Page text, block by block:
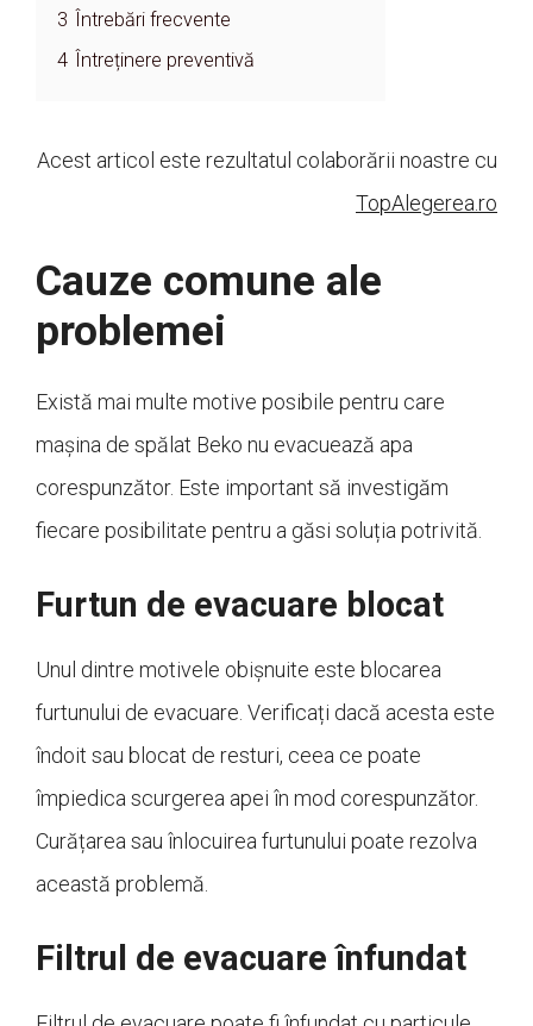
3 Întrebări frecvente
4 Întreținere preventivă
Acest articol este rezultatul colaborării noastre cu
TopAlegerea.ro
Cauze comune ale
problemei
Există mai multe motive posibile pentru care
mașina de spălat Beko nu evacuează apa
corespunzător. Este important să investigăm
fiecare posibilitate pentru a găsi soluția potrivită.
Furtun de evacuare blocat
Unul dintre motivele obișnuite este blocarea
furtunului de evacuare. Verificați dacă acesta este
îndoit sau blocat de resturi, ceea ce poate
împiedica scurgerea apei în mod corespunzător.
Curățarea sau înlocuirea furtunului poate rezolva
această problemă.
Filtrul de evacuare înfundat